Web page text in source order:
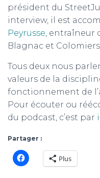
président du
interview, il est
Peyrusse, entraîneur
Blagnac et
Tous deux nous
valeurs de la
fonctionnement de
Pour écouter ou
du podcast, c’est par
Partager :
Plus